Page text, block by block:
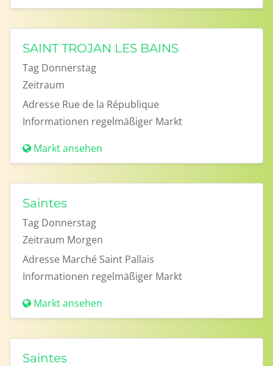
SAINT TROJAN LES BAINS
Tag Donnerstag
Zeitraum
Adresse Rue de la République
Informationen regelmäßiger Markt
Markt ansehen
Saintes
Tag Donnerstag
Zeitraum Morgen
Adresse Marché Saint Pallais
Informationen regelmäßiger Markt
Markt ansehen
Saintes